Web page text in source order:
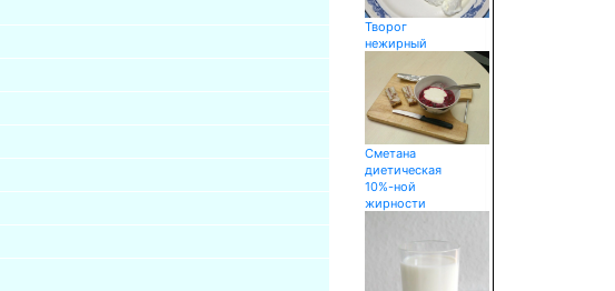
Творог
нежирный
Сметана
диетическая
10%-ной
жирности